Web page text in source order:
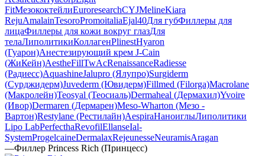
FitМезококтейлиEuroresearchCYJMelineKiara
RejuAmalainTesoroPromoitaliaEjal40Для губФиллеры для
лицаФиллеры для кожи вокруг глазДля
телаЛиполитикиКоллагенPlinestHyaron
(Гуарон)Анестезирующий крем J-Cain
(ЖиКейн)AestheFillTwAcRenaissanceRadiesse
(Радиесс)AquashineJalupro (Ялупро)Surgiderm
(Сурджидерм)Juvederm (Ювидерм)Fillmed (Filorga)Macrolane
(Макролейн)Teosyal (Теосиаль)Dermaheal (Дермахил)Yvoire
(Ивор)Dermaren (Дермарен)Meso-Wharton (Мезо -
Вартон)Restylane (Рестилайн)AespiraНаноиглыЛиполитики
Lipo LabPerfecthaRevofilEllanseIal-
SystemProgelcaineDermalaxRejeunesseNeuramisAragan
—Филлер Princess Rich (Принцесс)